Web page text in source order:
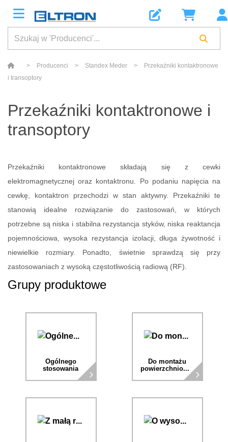
> Producenci > Standex Meder >
Przekaźniki kontaktronowe
i transoptory
Przekaźniki kontaktronowe i
transoptory
Przekaźniki kontaktronowe składają się z cewki
elektromagnetycznej oraz kontaktronu. Po podaniu napięcia na
cewkę, kontaktron przechodzi w stan aktywny. Przekaźniki te
stanowią idealne rozwiązanie do zastosowań, w których
potrzebne są niska i stabilna rezystancja styków, niska reaktancja
pojemnościowa, wysoka rezystancja izolacji, długa żywotność i
niewielkie rozmiary. Ponadto, świetnie sprawdzą się przy
zastosowaniach z wysoką częstotliwością radiową (RF).
Grupy produktowe
Ogólnego
stosowania
Do montażu
powierzchniowego